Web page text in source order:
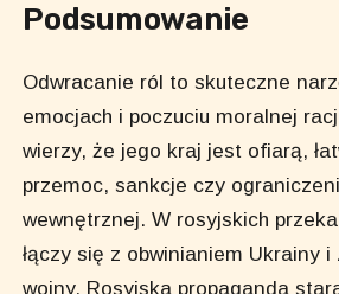
Podsumowanie
Odwracanie ról to skuteczne
emocjach i poczuciu moralnej
wierzy, że jego kraj jest ofiarą,
przemoc, sankcje czy
wewnętrznej. W rosyjskich
łączy się z obwinianiem Ukrainy
wojny. Rosyjska propaganda